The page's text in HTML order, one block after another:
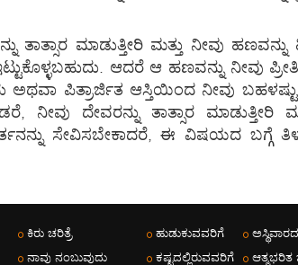
ತಾತ್ಸಾರ ಮಾಡುತ್ತೀರಿ ಮತ್ತು ನೀವು
ಆದರೆ ಆ ಹಣವನ್ನು ನೀವು
ಅಥವಾ ಪಿತ್ರಾರ್ಜಿತ ಆಸ್ತಿಯಿಂದ ನೀವು
ದೇವರನ್ನು ತಾತ್ಸಾರ ಮಾಡುತ್ತೀರಿ
ಸೇವಿಸಬೇಕಾದರೆ, ಈ ವಿಷಯದ
ಕಿರು ಚರಿತ್ರೆ
ನಾವು ನಂಬುವುದು
ಹುಡುಕುವವರಿಗೆ
ಕಷ್ಟದಲ್ಲಿರುವವರಿಗೆ
ಆತ್ಮಭರಿತ